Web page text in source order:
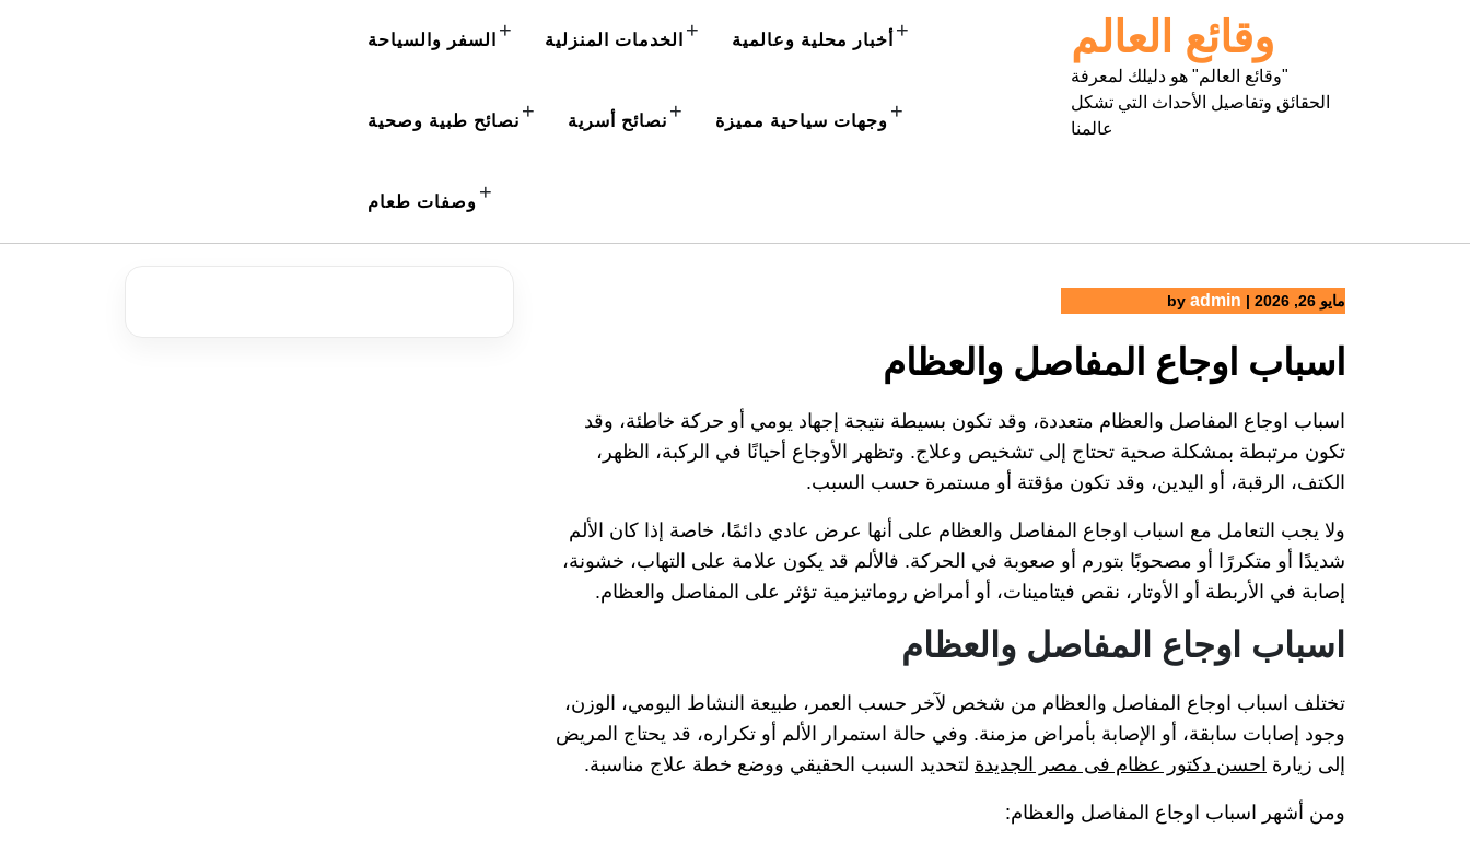
وقائع العالم
"وقائع العالم" هو دليلك لمعرفة
الحقائق وتفاصيل الأحداث التي تشكل
عالمنا
أخبار محلية وعالمية + الخدمات المنزلية + السفر والسياحة +
وجهات سياحية مميزة + نصائح أسرية + نصائح طبية وصحية +
وصفات طعام +
مايو 26, 2026 |
by admin
اسباب اوجاع المفاصل والعظام
اسباب اوجاع المفاصل والعظام متعددة، وقد تكون بسيطة نتيجة إجهاد يومي أو حركة خاطئة، وقد
تكون مرتبطة بمشكلة صحية تحتاج إلى تشخيص وعلاج. وتظهر الأوجاع أحيانًا في الركبة، الظهر،
الكتف، الرقبة، أو اليدين، وقد تكون مؤقتة أو مستمرة حسب السبب.
ولا يجب التعامل مع اسباب اوجاع المفاصل والعظام على أنها عرض عادي دائمًا، خاصة إذا كان الألم
شديدًا أو متكررًا أو مصحوبًا بتورم أو صعوبة في الحركة. فالألم قد يكون علامة على التهاب، خشونة،
إصابة في الأربطة أو الأوتار، نقص فيتامينات، أو أمراض روماتيزمية تؤثر على المفاصل والعظام.
اسباب اوجاع المفاصل والعظام
تختلف اسباب اوجاع المفاصل والعظام من شخص لآخر حسب العمر، طبيعة النشاط اليومي، الوزن،
وجود إصابات سابقة، أو الإصابة بأمراض مزمنة. وفي حالة استمرار الألم أو تكراره، قد يحتاج المريض
إلى زيارة احسن دكتور عظام فى مصر الجديدة لتحديد السبب الحقيقي ووضع خطة علاج مناسبة.
ومن أشهر اسباب اوجاع المفاصل والعظام: